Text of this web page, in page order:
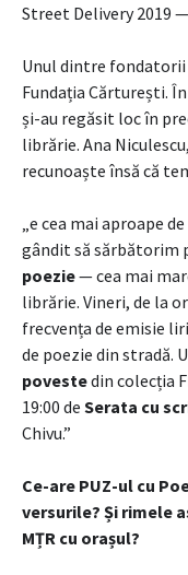
Street Delivery 2019 —
Unul dintre
Fundația Cărturești.
și-au regăsit loc în
librărie. Ana
recunoaște însă că
„e cea mai aproape
gândit să sărbătorim
poezie— cea mai
librărie. Vineri, de la
frecvența de emisie
de poezie din stradă.
povestedin colecția
19:00 de Serata cu
Chivu.”
Ce-are PUZ-ul cu
versurile? Și rimele
MȚR cu orașul?